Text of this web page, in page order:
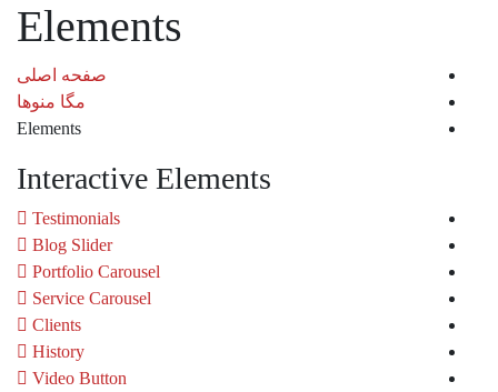
Elements
صفحه اصلی
مگا منوها
Elements
Interactive Elements
Testimonials
Blog Slider
Portfolio Carousel
Service Carousel
Clients
History
Video Button